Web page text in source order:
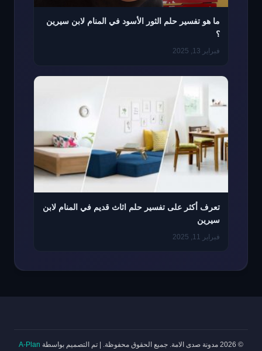
ما هو تفسير حلم الثور الأسود في المنام لابن سيرين
؟
فبراير 13, 2025
تعرف أكثر على تفسير حلم اثاث قديم في المنام لابن
سيرين
فبراير 11, 2025
© 2026 مدونة صدى الامة. جميع الحقوق محفوظة. تم التصميم بواسطة A-Plan